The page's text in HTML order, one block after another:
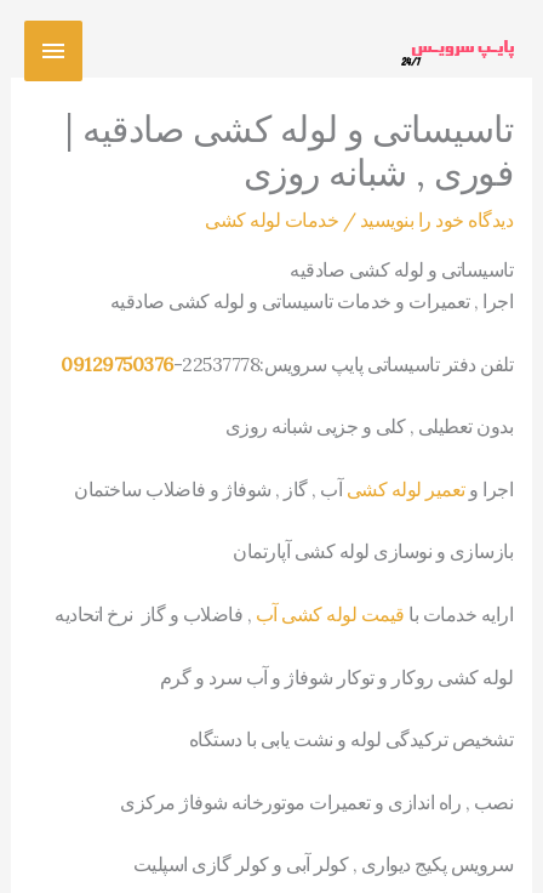
تاسیساتی و لوله کشی صادقیه |
فوری , شبانه روزی
دیدگاه‌ خود را بنویسید / خدمات لوله کشی
تاسیساتی و لوله کشی صادقیه
اجرا , تعمیرات و خدمات تاسیساتی و لوله کشی صادقیه
تلفن دفتر تاسیساتی پایپ سرویس:22537778- 09129750376
بدون تعطیلی , کلی و جزیی شبانه روزی
اجرا وتعمیر لوله کشی آب , گاز , شوفاژ و فاضلاب ساختمان
بازسازی و نوسازی لوله کشی آپارتمان
ارایه خدمات با قیمت لوله کشی آب , فاضلاب و گاز نرخ اتحادیه
لوله کشی روکار و توکار شوفاژ و آب سرد و گرم
تشخیص ترکیدگی لوله و نشت یابی با دستگاه
نصب , راه اندازی و تعمیرات موتورخانه شوفاژ مرکزی
سرویس پکیج دیواری , کولر آبی و کولر گازی اسپلیت